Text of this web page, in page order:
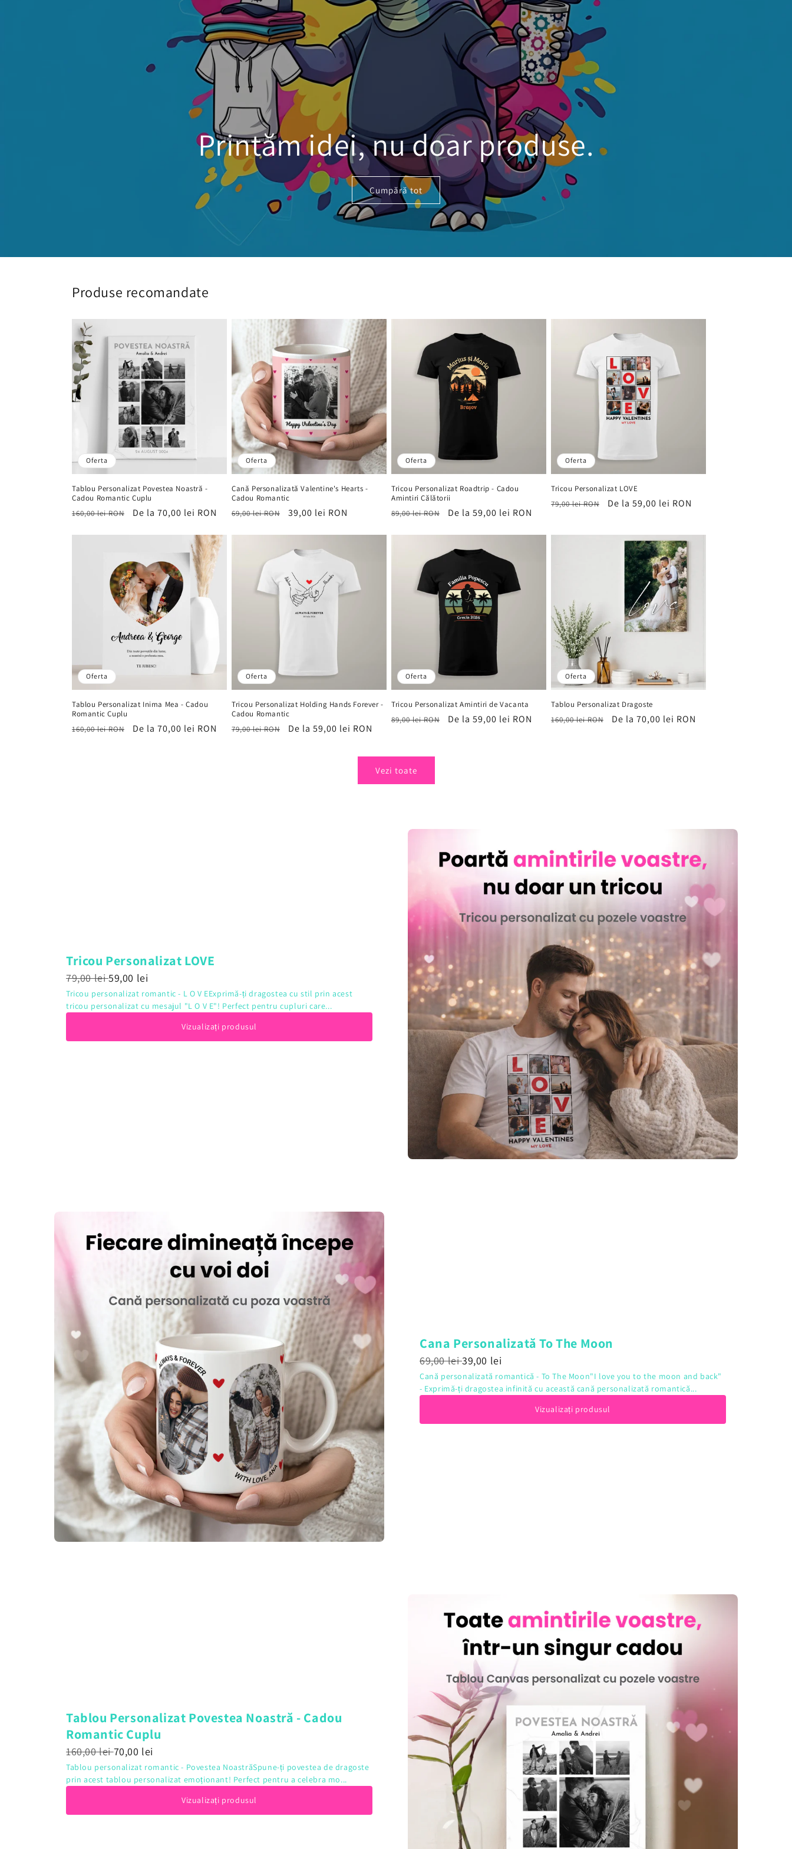
Printăm idei, nu doar produse.
Cumpără tot
Produse recomandate
Oferta
Tablou Personalizat Povestea Noastră -
Cadou Romantic Cuplu
Preț
160,00 lei RON
Preț
De la 70,00 lei RON
Oferta
Cană Personalizată Valentine's Hearts -
Cadou Romantic
Preț
69,00 lei RON
Preț
39,00 lei RON
Oferta
Tricou Personalizat Roadtrip - Cadou
Amintiri Călătorii
Preț
89,00 lei RON
Preț
De la 59,00 lei RON
Oferta
Tricou Personalizat LOVE
Preț
79,00 lei RON
Preț
De la 59,00 lei RON
Oferta
Tablou Personalizat Inima Mea - Cadou
Romantic Cuplu
Preț
160,00 lei RON
Preț
De la 70,00 lei RON
Oferta
Tricou Personalizat Holding Hands Forever -
Cadou Romantic
Preț
79,00 lei RON
Preț
De la 59,00 lei RON
Oferta
Tricou Personalizat Amintiri de Vacanta
Preț
89,00 lei RON
Preț
De la 59,00 lei RON
Oferta
Tablou Personalizat Dragoste
Preț
160,00 lei RON
Preț
De la 70,00 lei RON
Vezi toate
Tricou Personalizat LOVE
79,00 lei59,00 lei
Tricou personalizat romantic - L O V EExprimă-ți dragostea cu stil prin acest
tricou personalizat cu mesajul "L O V E"! Perfect pentru cupluri care...
Vizualizați produsul
Cana Personalizată To The Moon
69,00 lei39,00 lei
Cană personalizată romantică - To The Moon"I love you to the moon and back"
- Exprimă-ți dragostea infinită cu această cană personalizată romantică...
Vizualizați produsul
Tablou Personalizat Povestea Noastră - Cadou
Romantic Cuplu
160,00 lei70,00 lei
Tablou personalizat romantic - Povestea NoastrăSpune-ți povestea de dragoste
prin acest tablou personalizat emoționant! Perfect pentru a celebra mo...
Vizualizați produsul